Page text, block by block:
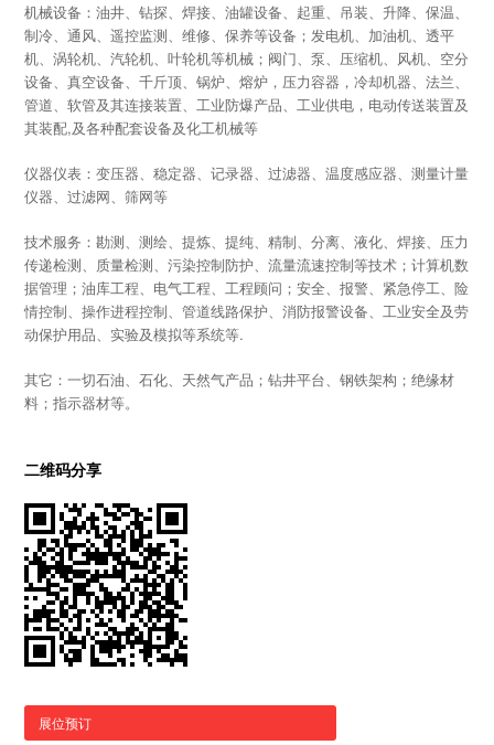
机械设备：油井、钻探、焊接、油罐设备、起重、吊装、升降、保温、
制冷、通风、遥控监测、维修、保养等设备；发电机、加油机、透平
机、涡轮机、汽轮机、叶轮机等机械；阀门、泵、压缩机、风机、空分
设备、真空设备、千斤顶、锅炉、熔炉，压力容器，冷却机器、法兰、
管道、软管及其连接装置、工业防爆产品、工业供电，电动传送装置及
其装配,及各种配套设备及化工机械等
仪器仪表：变压器、稳定器、记录器、过滤器、温度感应器、测量计量
仪器、过滤网、筛网等
技术服务：勘测、测绘、提炼、提纯、精制、分离、液化、焊接、压力
传递检测、质量检测、污染控制防护、流量流速控制等技术；计算机数
据管理；油库工程、电气工程、工程顾问；安全、报警、紧急停工、险
情控制、操作进程控制、管道线路保护、消防报警设备、工业安全及劳
动保护用品、实验及模拟等系统等.
其它：一切石油、石化、天然气产品；钻井平台、钢铁架构；绝缘材
料；指示器材等。
二维码分享
展位预订